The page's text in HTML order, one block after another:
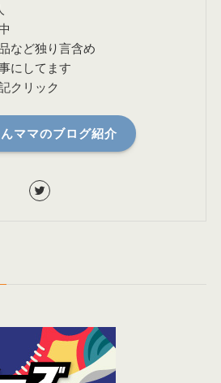
など独り言含め
にしてます
クリック
ママのブログ紹介